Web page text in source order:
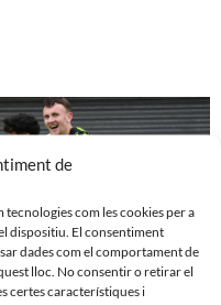
de
com les cookies per a
dispositiu. El consentiment
dades com el comportament de
lloc. No consentir o retirar el
certes característiques i